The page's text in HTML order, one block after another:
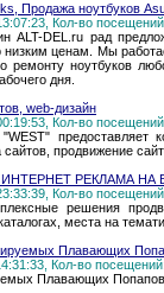
Продажа ноутбуков
Кол-во
ALT-DEL.ru рад
низким ценам. Мы
ремонту ноутбуков
дня.
web-дизайн
Кол-во
предоставляет
сайтов, продвижение
- ИНТЕРНЕТ РЕКЛАМА
Кол-во
решения
места на
Плавающих
Кол-во посещений:
Плавающих